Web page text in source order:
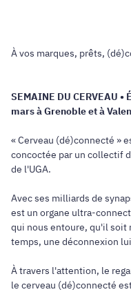
À vos marques, prêts,
SEMAINE DU CERVEAU •
mars à Grenoble et à
« Cerveau (dé)connecté »
concoctée par un collectif
de l'UGA.
Avec ses milliards de
est un organe ultra-
qui nous entoure, qu'il soit
temps, une déconnexion
À travers l'attention, le
le cerveau (dé)connecté